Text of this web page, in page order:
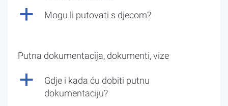
a Mogu li putovati s djecom?
Putna dokumentacija, dokumenti, vize
a
Gdje i kada ću dobiti putnu
dokumentaciju?